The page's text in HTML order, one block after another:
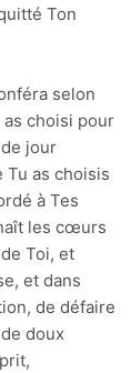
Ton
selon
choisi pour
jour
Tu as choisis
à Tes
les cœurs
Toi, et
et dans
de défaire
doux